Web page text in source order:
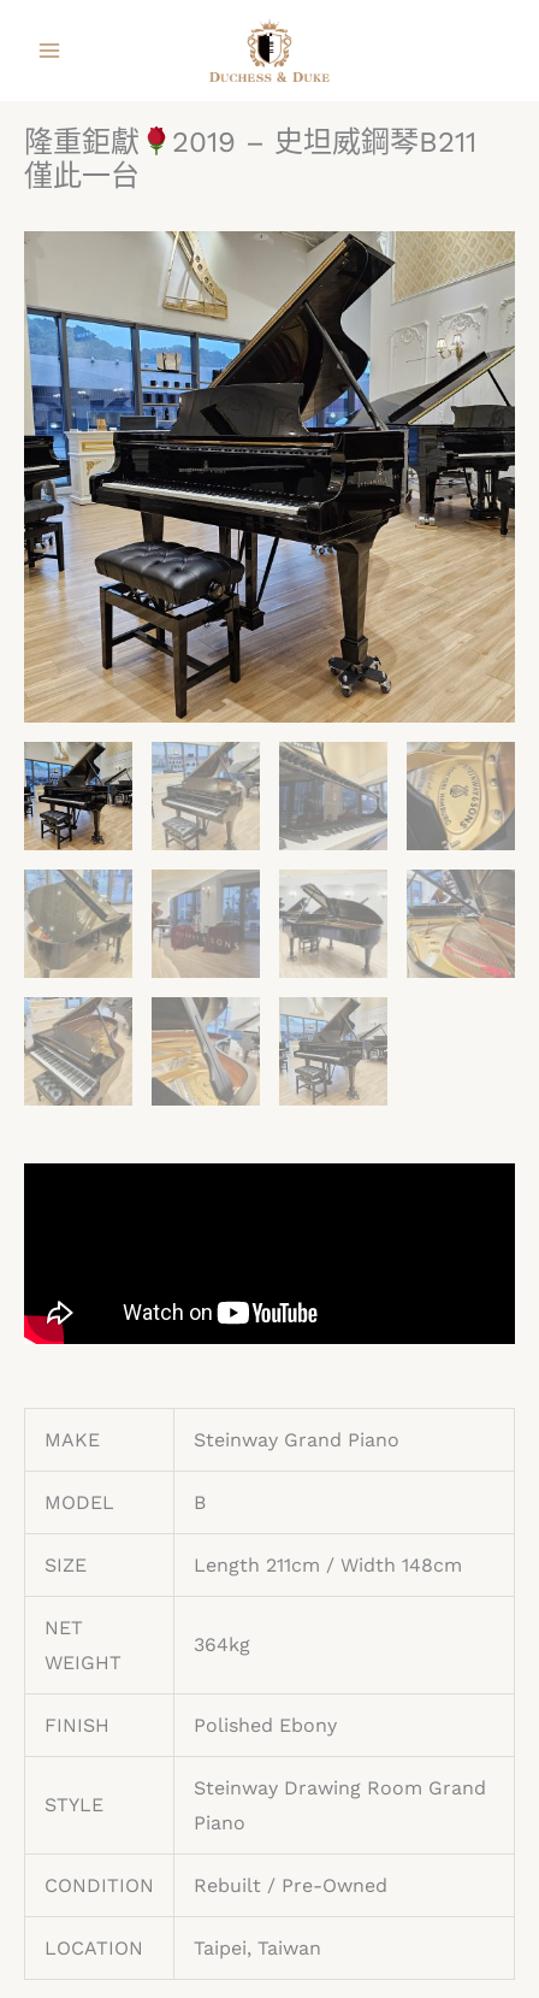
隆重鉅獻
2019 – 史坦威鋼琴B211
僅此一台
MAKE Steinway Grand Piano
MODEL B
SIZE Length 211cm / Width 148cm
NET
WEIGHT
364kg
FINISH Polished Ebony
STYLE
Steinway Drawing Room Grand
Piano
CONDITION Rebuilt / Pre-Owned
LOCATION Taipei, Taiwan
instagram
line